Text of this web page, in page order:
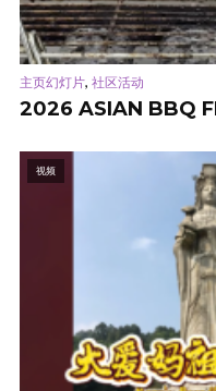
主页幻灯片, 社区活动
2026 ASIAN BBQ
视频